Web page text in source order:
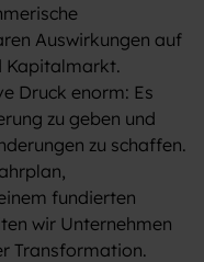
Auswirkungen auf
Kapitalmarkt.
Druck enorm: Es
zu geben und
zu schaffen.
fundierten
wir Unternehmen
Transformation.